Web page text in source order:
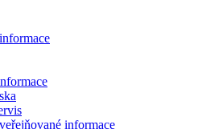
informace